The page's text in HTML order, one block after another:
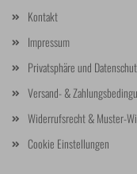
Kontakt
Impressum
Privatsphäre und
Versand- &
Widerrufsrecht & Muster-
Cookie Einstellungen